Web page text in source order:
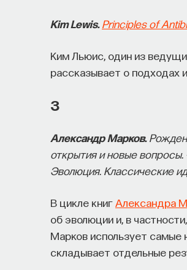
Kim Lewis. Principles of
Ким Льюис, один из
рассказывает о подходах
3
Александр Марков.
открытия и новые вопросы.
Эволюция. Классические
В цикле книг Александра
об эволюции и, в
Марков использует самые
складывает отдельные